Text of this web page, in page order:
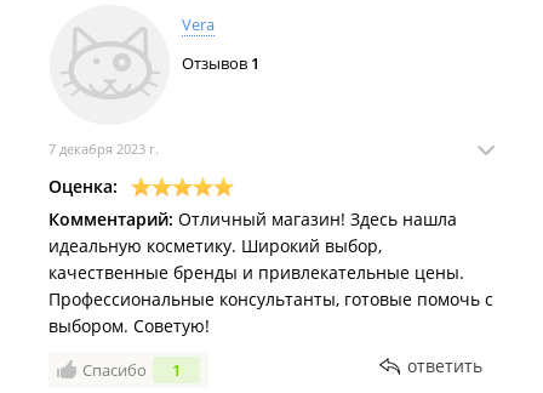
Vera
Отзывов 1
7 декабря 2023 г.
Оценка:
Комментарий: Отличный магазин! Здесь нашла
идеальную косметику. Широкий выбор,
качественные бренды и привлекательные цены.
Профессиональные консультанты, готовые помочь с
выбором. Советую!
Спасибо 1 ответить